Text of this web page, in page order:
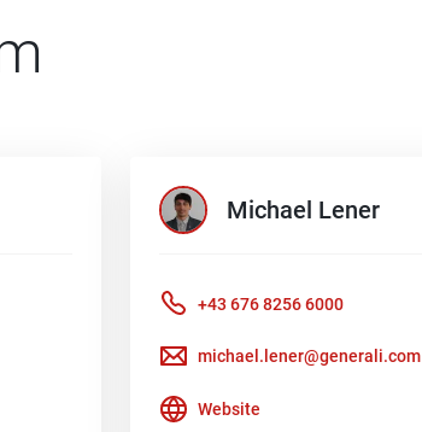
Michael Lener
+43 676 8256 6000
michael.lener@generali.com
Website